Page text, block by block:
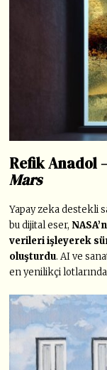
Refik Anadol
Mars
Yapay zeka destekli
bu dijital eser,
verileri işleyerek
oluşturdu. AI ve
en yenilikçi